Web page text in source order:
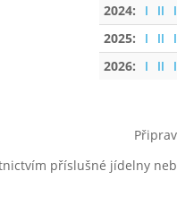
2024:
I II
2025:
I II
2026:
I II
příslušné jídelny